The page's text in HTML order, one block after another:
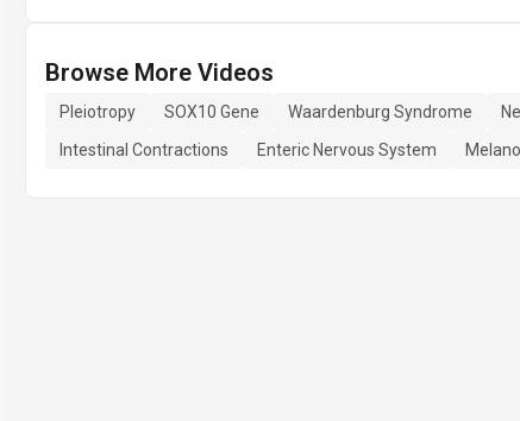
Browse More Videos
Pleiotropy SOX10 Gene Waardenburg Syndrome
Intestinal Contractions
Enteric Nervous System